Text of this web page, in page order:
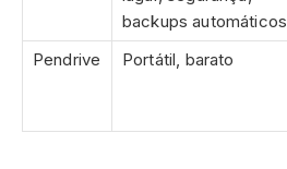
backups automáticos
Pendrive
Portátil, barato